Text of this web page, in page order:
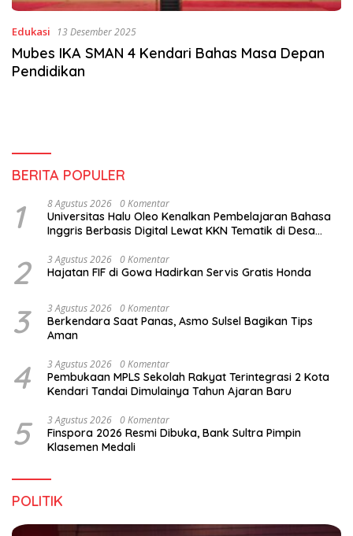
Edukasi 13 Desember 2025
Mubes IKA SMAN 4 Kendari Bahas Masa Depan
Pendidikan
BERITA POPULER
1 8 Agustus 2026 0 Komentar
Universitas Halu Oleo Kenalkan Pembelajaran Bahasa
Inggris Berbasis Digital Lewat KKN Tematik di Desa
2 3 Agustus 2026 0 Komentar
Hajatan FIF di Gowa Hadirkan Servis Gratis Honda
3 3 Agustus 2026 0 Komentar
Berkendara Saat Panas, Asmo Sulsel Bagikan Tips
Aman
4 3 Agustus 2026 0 Komentar
Pembukaan MPLS Sekolah Rakyat Terintegrasi 2 Kota
Kendari Tandai Dimulainya Tahun Ajaran Baru
5 3 Agustus 2026 0 Komentar
Finspora 2026 Resmi Dibuka, Bank Sultra Pimpin
Klasemen Medali
POLITIK